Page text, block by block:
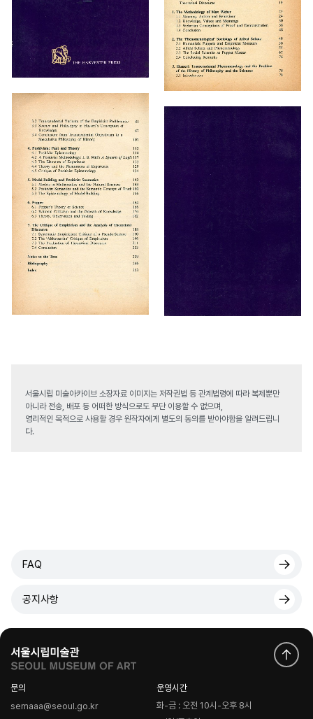
서울시립 미술아카이브 소장자료 이미지는 저작권법 등 관계법령에 따라 복제뿐만
아니라 전송, 배포 등 어떠한 방식으로도 무단 이용할 수 없으며,
영리적인 목적으로 사용할 경우 원작자에게 별도의 동의를 받아야함을 알려드립니
다.
FAQ
공지사항
문의
semaaa@seoul.go.kr
운영시간
화-금 : 오전 10시-오후 8시